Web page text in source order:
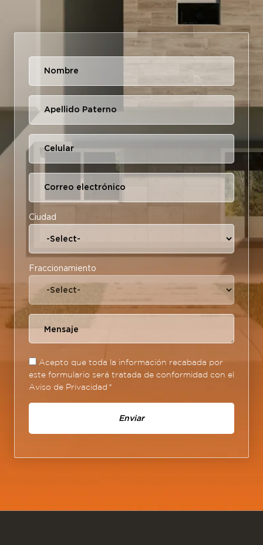
Ciudad
Fraccionamiento
Acepto que toda la información recabada por
este formulario será tratada de conformidad con el
Aviso de Privacidad *
Enviar